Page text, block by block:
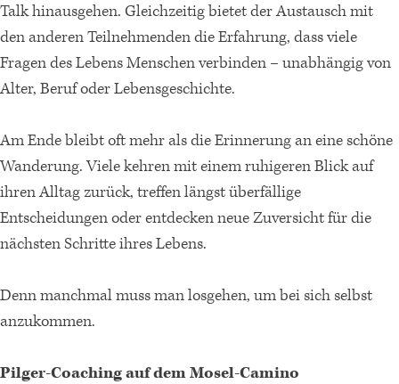
Talk hinausgehen. Gleichzeitig bietet der Austausch mit
den anderen Teilnehmenden die Erfahrung, dass viele
Fragen des Lebens Menschen verbinden – unabhängig von
Alter, Beruf oder Lebensgeschichte.
Am Ende bleibt oft mehr als die Erinnerung an eine schöne
Wanderung. Viele kehren mit einem ruhigeren Blick auf
ihren Alltag zurück, treffen längst überfällige
Entscheidungen oder entdecken neue Zuversicht für die
nächsten Schritte ihres Lebens.
Denn manchmal muss man losgehen, um bei sich selbst
anzukommen.
Pilger-Coaching auf dem Mosel-Camino